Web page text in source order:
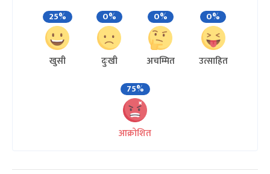
25%
खुसी
0%
दुःखी
0%
अचम्मित
0%
उत्साहित
75%
आक्रोशित